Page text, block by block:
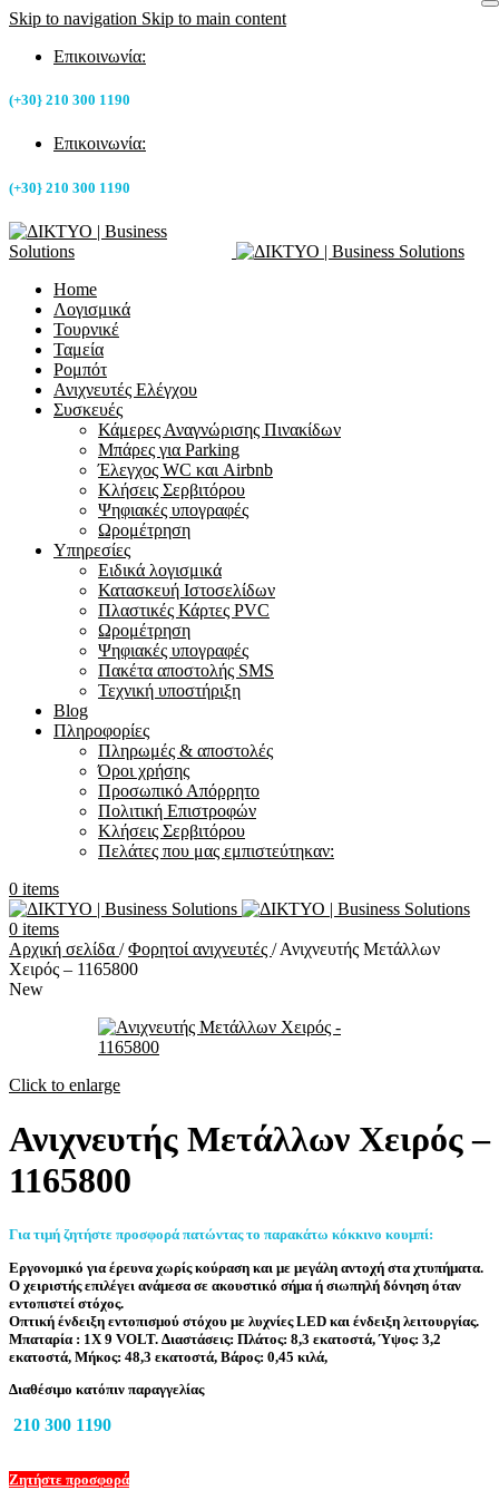
Skip to navigation Skip to main content
Επικοινωνία:
(+30} 210 300 1190
Επικοινωνία:
(+30} 210 300 1190
Home
Λογισμικά
Τουρνικέ
Ταμεία
Ρομπότ
Ανιχνευτές Ελέγχου
Συσκευές
Κάμερες Αναγνώρισης Πινακίδων
Μπάρες για Parking
Έλεγχος WC και Airbnb
Κλήσεις Σερβιτόρου
Ψηφιακές υπογραφές
Ωρομέτρηση
Υπηρεσίες
Ειδικά λογισμικά
Κατασκευή Ιστοσελίδων
Πλαστικές Κάρτες PVC
Ωρομέτρηση
Ψηφιακές υπογραφές
Πακέτα αποστολής SMS
Τεχνική υποστήριξη
Blog
Πληροφορίες
Πληρωμές & αποστολές
Όροι χρήσης
Προσωπικό Απόρρητο
Πολιτική Επιστροφών
Κλήσεις Σερβιτόρου
Πελάτες που μας εμπιστεύτηκαν:
0 items
0 items
Αρχική σελίδα / Φορητοί ανιχνευτές / Ανιχνευτής Μετάλλων
Χειρός – 1165800
New
Click to enlarge
Ανιχνευτής Μετάλλων Χειρός –
1165800
Για τιμή ζητήστε προσφορά πατώντας το παρακάτω κόκκινο κουμπί:
Εργονομικό για έρευνα χωρίς κούραση και με μεγάλη αντοχή στα χτυπήματα.
Ο χειριστής επιλέγει ανάμεσα σε ακουστικό σήμα ή σιωπηλή δόνηση όταν
εντοπιστεί στόχος.
Οπτική ένδειξη εντοπισμού στόχου με λυχνίες LED και ένδειξη λειτουργίας.
Μπαταρία : 1X 9 VOLT. Διαστάσεις: Πλάτος: 8,3 εκατοστά, Ύψος: 3,2
εκατοστά, Μήκος: 48,3 εκατοστά, Βάρος: 0,45 κιλά,
Διαθέσιμο κατόπιν παραγγελίας
210 300 1190
Ζητήστε προσφορά